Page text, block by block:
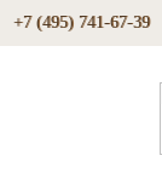
+7 (495) 741-67-39